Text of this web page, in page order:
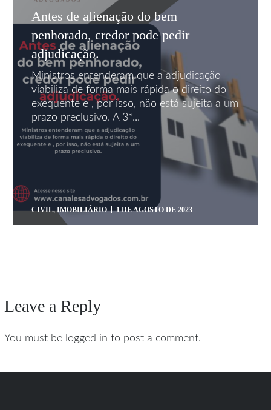
Antes de alienação do bem
penhorado, credor pode pedir
adjudicação.
Ministros entenderam que a adjudicação
viabiliza de forma mais rápida o direito do
exequente e , por isso, não está sujeita a um
prazo preclusivo. A 3ª...
CIVIL,IMOBILIÁRIO 1 DE AGOSTO DE 2023
Leave a Reply
You must be logged in to post a comment.